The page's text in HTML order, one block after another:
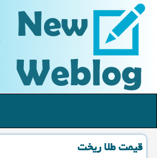
قیمت طلا ریخت